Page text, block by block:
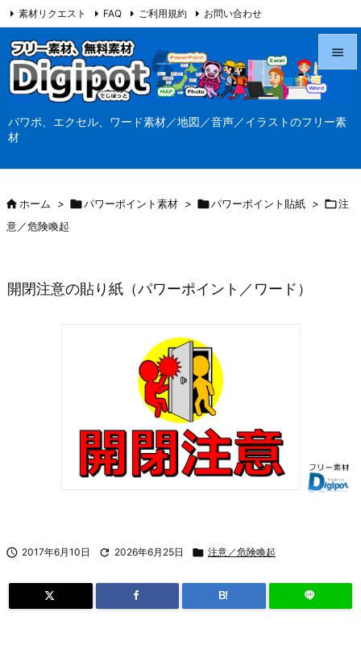
パワポ、エクセル、ワード素材／地図／音声／イラストのフリー素
材




素材リクエスト FAQ ご利用規約 お問い合わせ
当サイト（Digipot.net）について
ホーム > パワーポイント素材 > パワーポイント貼紙 > 注
意／危険喚起
開閉注意の貼り紙（パワーポイント／ワード）
 2017年6月10日  2026年6月25日  注意／危険喚起
B!